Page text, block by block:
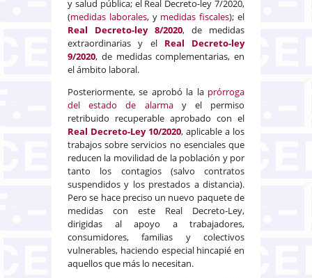
y salud pública; el Real Decreto-ley 7/2020,
(medidas laborales, y medidas fiscales); el
Real Decreto-ley 8/2020, de medidas
extraordinarias y el Real Decreto-ley
9/2020, de medidas complementarias, en
el ámbito laboral.
Posteriormente, se aprobó la la prórroga
del estado de alarmay el permiso
retribuido recuperable aprobado con el
Real Decreto-Ley 10/2020, aplicable a los
trabajos sobre servicios no esenciales que
reducen la movilidad de la población y por
tanto los contagios (salvo contratos
suspendidos y los prestados a distancia).
Pero se hace preciso un nuevo paquete de
medidas con este Real Decreto-Ley,
dirigidas al apoyo a trabajadores,
consumidores, familias y colectivos
vulnerables, haciendo especial hincapié en
aquellos que más lo necesitan.